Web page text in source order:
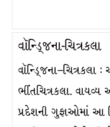
વૉન્ડ્જિના-ચિત્રકલા
વૉન્ડ્જિના–ચિત્રકલા
ભીંતચિત્રકલા. વાયવ્ય
પ્રદેશની ગુફાઓમાં આ